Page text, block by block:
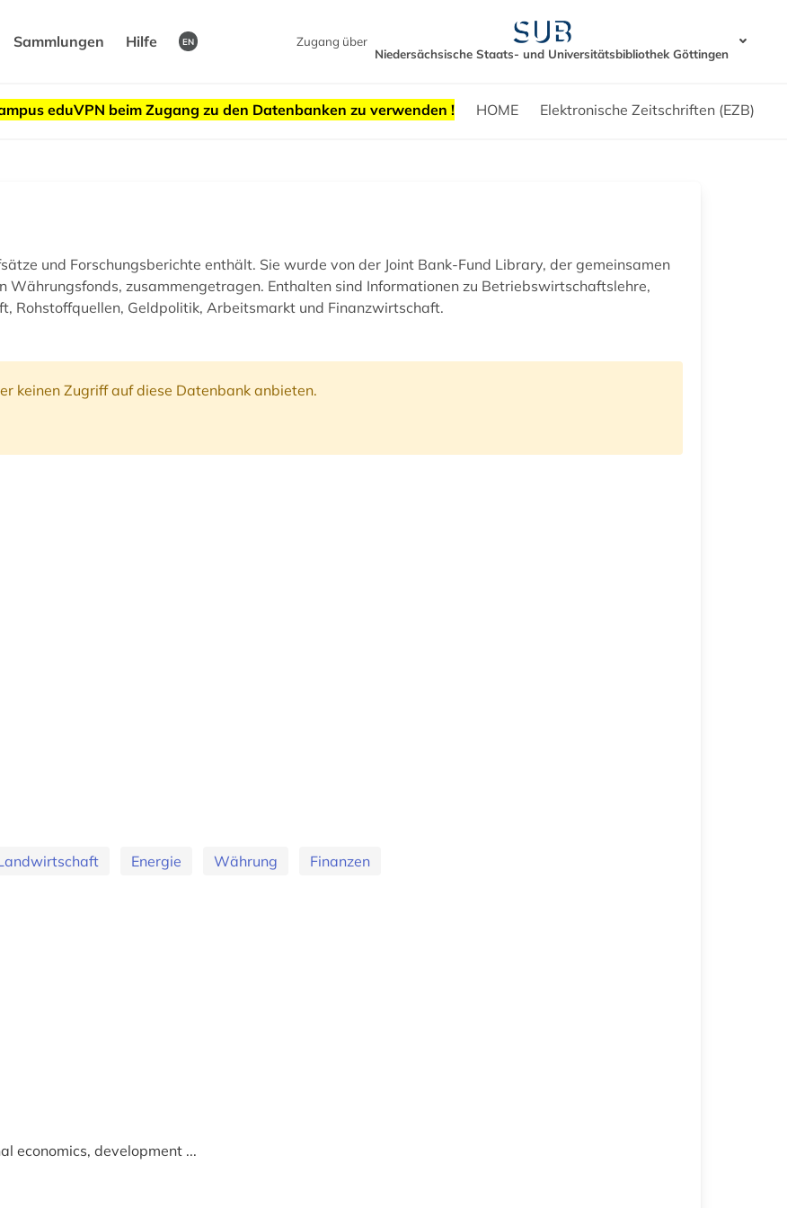
Sammlungen Hilfe EN
Zugang über
Niedersächsische Staats- und Universitätsbibliothek Göttingen
eduVPN beim Zugang zu den Datenbanken zu verwenden ! HOME Elektronische Zeitschriften (EZB)
und Forschungsberichte enthält. Sie wurde von der Joint Bank-Fund Library, der gemeinsamen
zusammengetragen. Enthalten sind Informationen zu Betriebswirtschaftslehre,
Rohstoffquellen, Geldpolitik, Arbeitsmarkt und Finanzwirtschaft.
keinen Zugriff auf diese Datenbank anbieten.
Energie Währung Finanzen
economics, development ...